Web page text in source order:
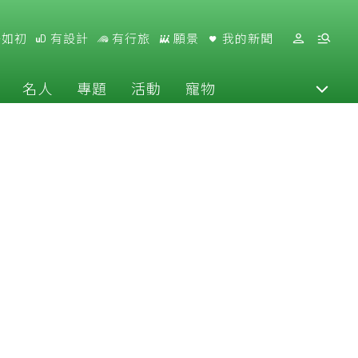
初 有設計 有行旅 願景 我的新聞
名人 專題 活動 寵物